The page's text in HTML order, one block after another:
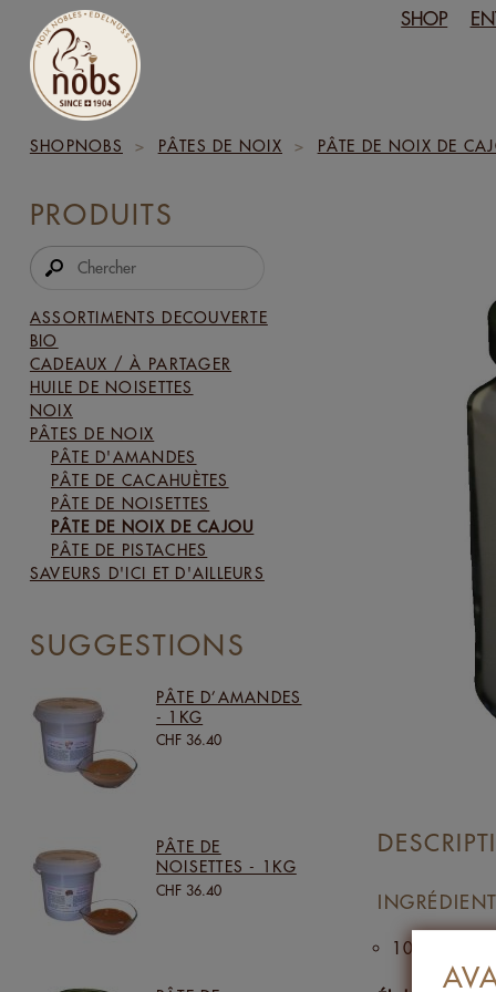
SHOP
SHOPNOBS > PÂTES DE NOIX > PÂTE DE NOIX DE
PRODUITS
ASSORTIMENTS DECOUVERTE
BIO
CADEAUX / À PARTAGER
HUILE DE NOISETTES
NOIX
PÂTES DE NOIX
PÂTE D'AMANDES
PÂTE DE CACAHUÈTES
PÂTE DE NOISETTES
PÂTE DE NOIX DE CAJOU
PÂTE DE PISTACHES
SAVEURS D'ICI ET D'AILLEURS
SUGGESTIONS
PÂTE D’AMANDES
- 1KG
CHF 36.40
PÂTE DE
NOISETTES - 1KG
CHF 36.40
100% NOIX